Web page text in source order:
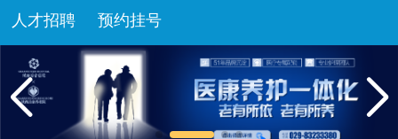
人才招聘 预约挂号